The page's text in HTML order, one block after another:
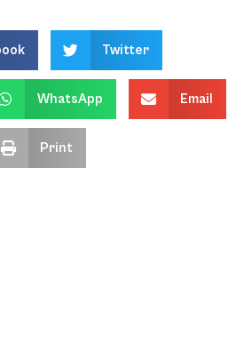
Twitter
WhatsApp Email
Print